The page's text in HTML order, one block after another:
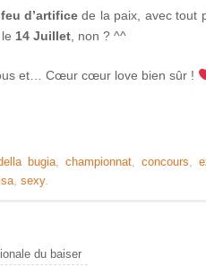
feu d’artifice de la paix, avec tout
14 Juillet , non ? ^^
et… Cœur cœur love bien sûr !
bugia championnat concours
sexy.
du baiser